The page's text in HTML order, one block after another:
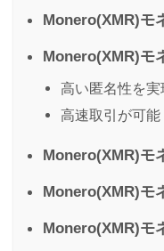
Monero(XMR)モ
Monero(XMR)モ
高い匿名性を
高速取引が可能
Monero(XMR)モ
Monero(XMR)モ
Monero(XMR)モ